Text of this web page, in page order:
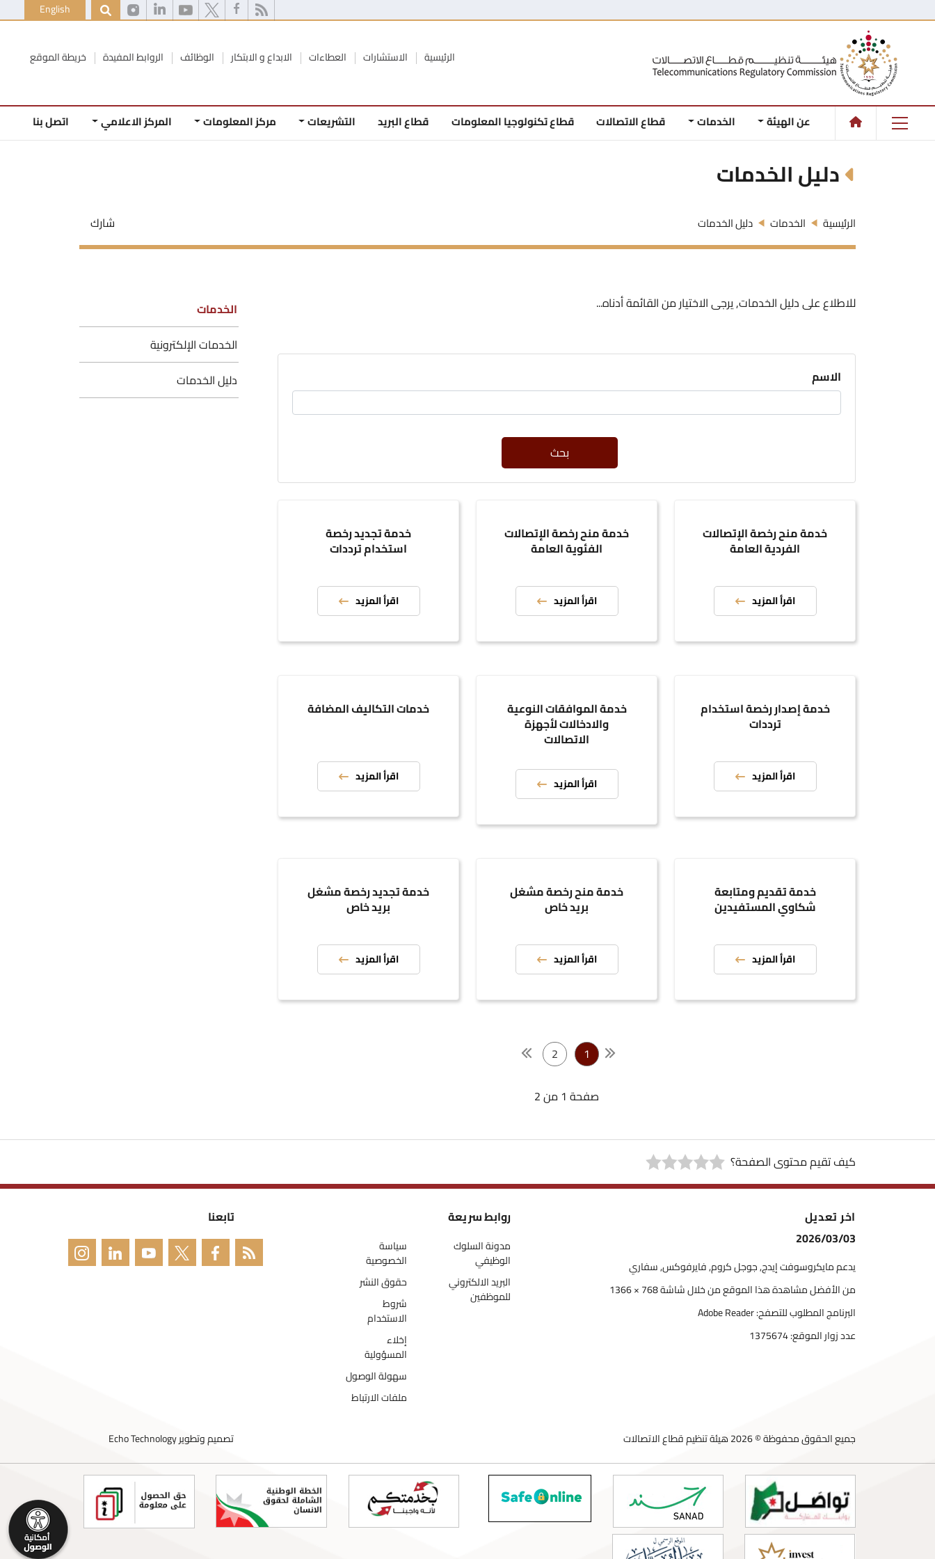
English
الرئيسية الاستشارات العطاءات الابداع و الابتكار الوظائف الروابط المفيدة خريطة الموقع
عن الهيئة الخدمات قطاع الاتصالات قطاع تكنولوجيا المعلومات قطاع البريد التشريعات مركز المعلومات المركز الاعلامي اتصل بنا
دليل الخدمات
الرئيسية الخدمات دليل الخدمات شارك
للاطلاع على دليل الخدمات, يرجى الاختيار من القائمة أدناه...
الاسم
بحث
خدمة منح رخصة الإتصالات
الفردية العامة
اقرأ المزيد
خدمة منح رخصة الإتصالات
الفئوية العامة
اقرأ المزيد
خدمة تجديد رخصة
استخدام ترددات
اقرأ المزيد
خدمة إصدار رخصة استخدام
ترددات
اقرأ المزيد
خدمة الموافقات النوعية
والادخالات لأجهزة
الاتصالات
اقرأ المزيد
خدمات التكاليف المضافة
اقرأ المزيد
خدمة تقديم ومتابعة
شكاوي المستفيدين
اقرأ المزيد
خدمة منح رخصة مشغل
بريد خاص
اقرأ المزيد
خدمة تجديد رخصة مشغل
بريد خاص
اقرأ المزيد
1
2
صفحة 1 من 2
الخدمات
الخدمات الإلكترونية
دليل الخدمات
كيف تقيم محتوى الصفحة؟
اخر تعديل
2026/03/03
يدعم مايكروسوفت إيدج, جوجل كروم, فايرفوكس, سفاري
من الأفضل مشاهدة هذا الموقع من خلال شاشة 768 × 1366
البرنامج المطلوب للتصفح: Adobe Reader
عدد زوار الموقع:1375674
روابط سريعة
مدونة السلوك
الوظيفي
البريد الالكتروني
للموظفين
سياسة
الخصوصية
حقوق النشر
شروط
الاستخدام
إخلاء
المسؤولية
سهولة الوصول
ملفات الارتباط
تابعنا
جميع الحقوق محفوظة © 2026 هيئة تنظيم قطاع الاتصالات تصميم وتطويرEcho Technology